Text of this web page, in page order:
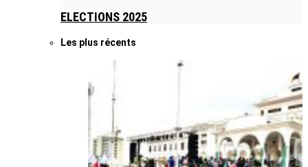
ELECTIONS 2025
Les plus récents